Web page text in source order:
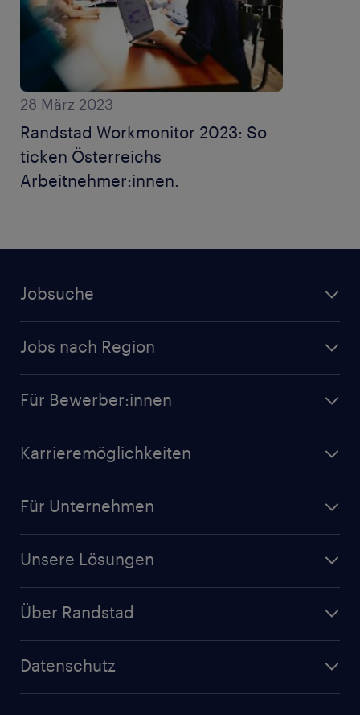
28 März 2023
Randstad Workmonitor 2023: So
ticken Österreichs
Arbeitnehmer:innen.
Jobsuche
Jobs nach Region
Für Bewerber:innen
Karrieremöglichkeiten
Für Unternehmen
Unsere Lösungen
Über Randstad
Datenschutz